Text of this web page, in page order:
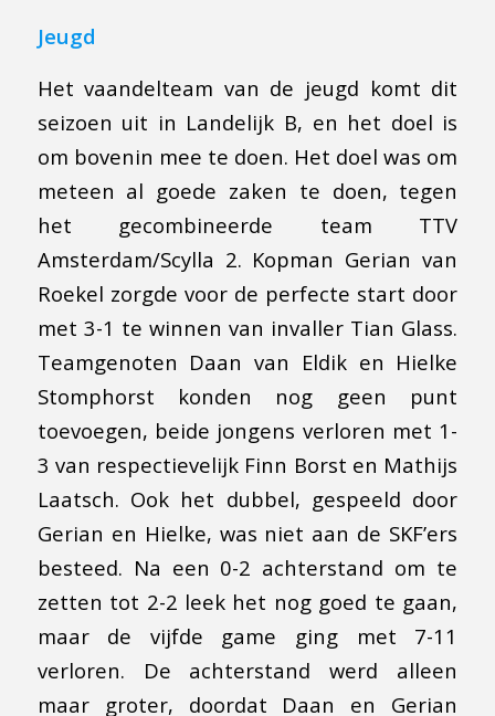
Jeugd
Het vaandelteam van de jeugd komt dit
seizoen uit in Landelijk B, en het doel is
om bovenin mee te doen. Het doel was om
meteen al goede zaken te doen, tegen
het gecombineerde team TTV
Amsterdam/Scylla 2. Kopman Gerian van
Roekel zorgde voor de perfecte start door
met 3-1 te winnen van invaller Tian Glass.
Teamgenoten Daan van Eldik en Hielke
Stomphorst konden nog geen punt
toevoegen, beide jongens verloren met 1-
3 van respectievelijk Finn Borst en Mathijs
Laatsch. Ook het dubbel, gespeeld door
Gerian en Hielke, was niet aan de SKF’ers
besteed. Na een 0-2 achterstand om te
zetten tot 2-2 leek het nog goed te gaan,
maar de vijfde game ging met 7-11
verloren. De achterstand werd alleen
maar groter, doordat Daan en Gerian